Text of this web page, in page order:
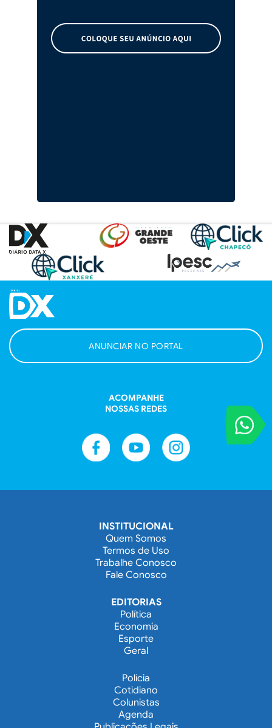
VOCÊ
Entre em
ANUNCIAR NO PORTAL
ACOMPANHE
NOSSAS REDES
INSTITUCIONAL
Quem Somos
Termos de Uso
Trabalhe Conosco
Fale Conosco
EDITORIAS
Política
Economia
Esporte
Geral
Polícia
Cotidiano
Colunistas
Agenda